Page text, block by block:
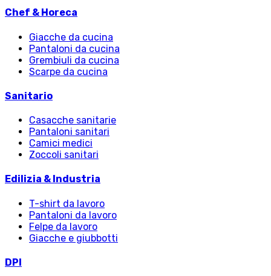
Chef & Horeca
Giacche da cucina
Pantaloni da cucina
Grembiuli da cucina
Scarpe da cucina
Sanitario
Casacche sanitarie
Pantaloni sanitari
Camici medici
Zoccoli sanitari
Edilizia & Industria
T-shirt da lavoro
Pantaloni da lavoro
Felpe da lavoro
Giacche e giubbotti
DPI